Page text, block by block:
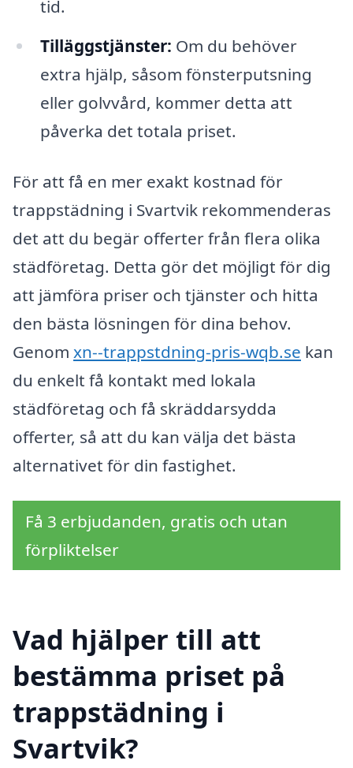
tid.
Tilläggstjänster: Om du behöver
extra hjälp, såsom fönsterputsning
eller golvvård, kommer detta att
påverka det totala priset.
För att få en mer exakt kostnad för
trappstädning i Svartvik rekommenderas
det att du begär offerter från flera olika
städföretag. Detta gör det möjligt för dig
att jämföra priser och tjänster och hitta
den bästa lösningen för dina behov.
Genom xn--trappstdning-pris-wqb.se kan
du enkelt få kontakt med lokala
städföretag och få skräddarsydda
offerter, så att du kan välja det bästa
alternativet för din fastighet.
Få 3 erbjudanden, gratis och utan
förpliktelser
Vad hjälper till att
bestämma priset på
trappstädning i
Svartvik?